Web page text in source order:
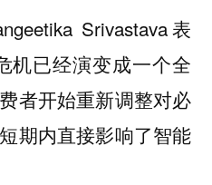
Srivastava表
机已经演变成一个全
者开始重新调整对必
期内直接影响了智能